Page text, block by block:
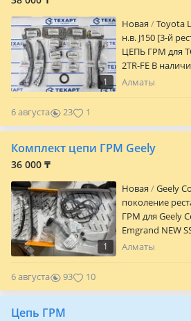
ГРМ комплект
А также в
двигателя.
Ремонт с
1
Новая
Toyota
н.в. J150 [3-й
ЦЕПЬ ГРМ для
2TR-FE В
по цепи
Снижает
работа
Установка без
Алматы Car
Алматы
6 августа 23 1
Комплект цепи ГРМ Geely
36 000 ₸
1
Новая
Geely
поколение
ГРМ для Geely
Emgrand NEW
Алматы
6 августа 93 10
Цепь ГРМ